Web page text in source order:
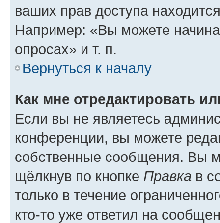
ваших прав доступа
Например: «Вы можете
опросах» и т. п.
Вернуться к началу
Как мне отредактировать
Если вы не являетесь
конференции, вы можете
собственные сообщения. Вы
щёлкнув по кнопке Правка в
только в течение
кто-то уже ответил на